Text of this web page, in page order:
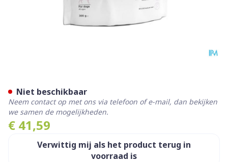
€ 41,59
Verwittig mij als het product terug in
voorraad is
Niet beschikbaar
Neem contact op met ons via telefoon of e-mail, dan bekijken
we samen de mogelijkheden.